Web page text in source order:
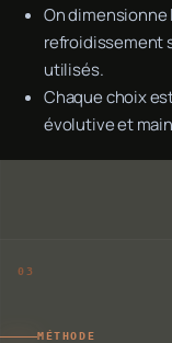
On dimensionne
refroidissement
utilisés.
Chaque choix
évolutive et
MÉTHODE